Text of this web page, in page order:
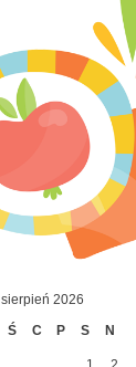
sierpień 2026
Ś C P S N